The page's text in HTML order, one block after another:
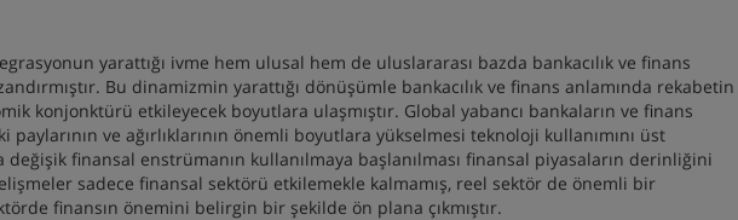
yarattığı ivme hem ulusal hem de uluslararası bazda bankacılık ve finans
Bu dinamizmin yarattığı dönüşümle bankacılık ve finans anlamında rekabetin
konjonktürü etkileyecek boyutlara ulaşmıştır. Global yabancı bankaların ve finans
ve ağırlıklarının önemli boyutlara yükselmesi teknoloji kullanımını üst
değişik finansal enstrümanın kullanılmaya başlanılması finansal piyasaların derinliğini
sadece finansal sektörü etkilemekle kalmamış, reel sektör de önemli bir
finansın önemini belirgin bir şekilde ön plana çıkmıştır.